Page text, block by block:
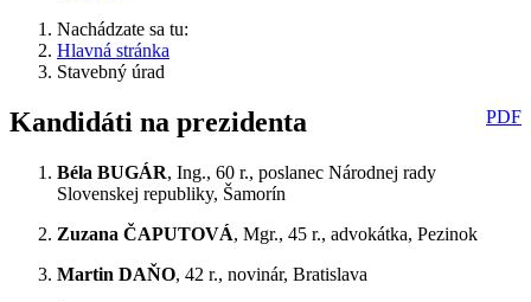
Nachádzate sa tu:
Hlavná stránka
Stavebný úrad
PDF
Kandidáti na prezidenta
Béla BUGÁR, Ing., 60 r., poslanec Národnej rady
Slovenskej republiky, Šamorín
Zuzana ČAPUTOVÁ, Mgr., 45 r., advokátka, Pezinok
Martin DAŇO, 42 r., novinár, Bratislava